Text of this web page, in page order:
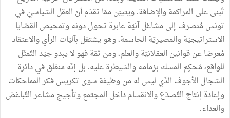
تُبنىعلى المراكمةوالإضافة.ويتبيّنممّا تقدّمأنّ العقل السّياسيّفي
تونسمُنصرف إلىمشاغلآنيّةعابرة تحولدونهوتمحيص القضايا
الاستراتيجيّةوالمصيريّة الحاسمة،وهويشتغل بآليّات الرأيوالاعتقاد
مُعرضاعنقوانين العقلانيّةوالعلم،ومن ثمّةفهولايبدوجيّدالتّمثّل
للواقع،مُحكِم المسك بزمامهوالسّيطرةعليه. بل إنّهمنغلقفيدائرة
السّجال الأجوف الذّي ليس لهمنوظيفة سوى تكريسفكرالمماحكات
وإعادة إنتاج التّصدّعوالانقسامداخل المجتمعوتأجيجمشاعرالتّباغض
والعداء.